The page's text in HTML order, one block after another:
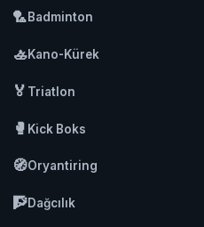
🏸Badminton
🚣Kano-Kürek
🏅 Triatlon
🥊 Kick Boks
🧭Oryantiring
🧗Dağcılık